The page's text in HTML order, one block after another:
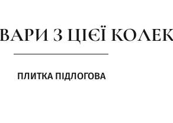
З ЦІЄЇ
ПЛИТКА ПІДЛОГОВА